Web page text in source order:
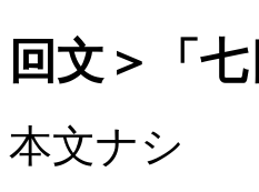
回文＞「
本文ナシ